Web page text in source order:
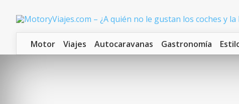
Motor Viajes Autocaravanas Gastronomía